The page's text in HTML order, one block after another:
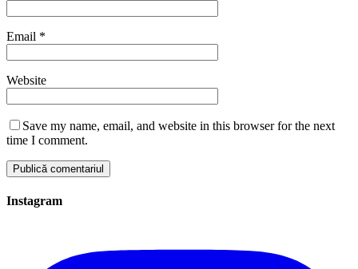
Email *
Website
Save my name, email, and website in this browser for the next
time I comment.
Instagram